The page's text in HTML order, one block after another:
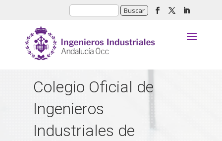
Colegio Oficial de
Ingenieros
Industriales de